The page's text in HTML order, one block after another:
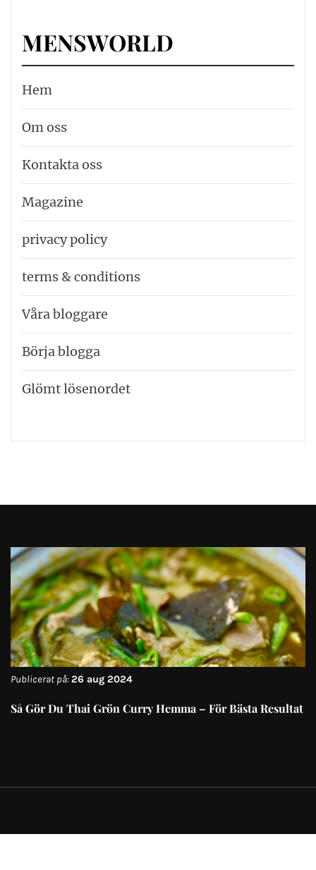
MENSWORLD
Hem
Om oss
Kontakta oss
Magazine
privacy policy
terms & conditions
Våra bloggare
Börja blogga
Glömt lösenordet
Publicerat på:26 aug 2024
Så Gör Du Thai Grön Curry Hemma – För Bästa Resultat